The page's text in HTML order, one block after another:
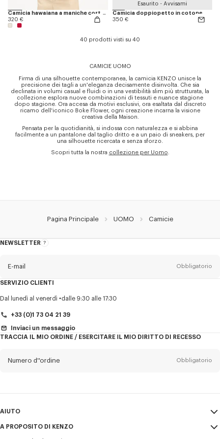
Camicia hawaiana a maniche corte in cotone 'KENZO Tulip'
320 €
Esaurito - Avvisami
Camicia doppiopetto in cotone
350 €
40 prodotti visti su 40
CAMICIE UOMO
Firma di una silhouette contemporanea, la camicia KENZO unisce la
precisione dei tagli a un'eleganza decisamente disinvolta. Che sia
declinata in volumi casual e fluidi o in una vestibilità slim più strutturata, la
collezione esplora nuove combinazioni di tessuti e nuance stagione
dopo stagione. Ora accesa da motivi esclusivi, ora esaltata dal discreto
ricamo dell'iconico Boke Flower, ogni creazione incarna la visione
creativa della Maison.
Pensata per la quotidianità, si indossa con naturalezza e si abbina
facilmente a un pantalone dal taglio dritto e a un paio di sneakers, per
una silhouette ricercata e senza sforzo.
Scopri tutta la nostra collezione per Uomo
Pagina Principale UOMO Camicie
NEWSLETTER
Informazioni
E-mail Obbligatorio
TitoloObbligatorio
SERVIZIO CLIENTI
Dal lunedì al venerdì dalle 9:30 alle 17:30
+33 (0)1 73 04 21 39
Inviaci un messaggio
TRACCIA IL MIO ORDINE / ESERCITARE IL MIO DIRITTO DI RECESSO
Numero d''ordine Obbligatorio
AIUTO
Il mio account
A PROPOSITO DI KENZO